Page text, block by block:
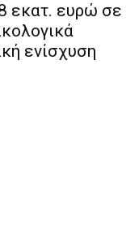
εκατ. ευρώ σε
ενίσχυση